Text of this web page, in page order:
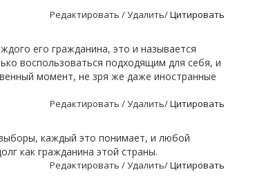
Редактировать / Удалить/Цитировать
его гражданина, это и называется
воспользоваться подходящим для себя, и
момент, не зря же даже иностранные
Редактировать / Удалить/Цитировать
каждый это понимает, и любой
как гражданина этой страны.
Редактировать / Удалить/Цитировать